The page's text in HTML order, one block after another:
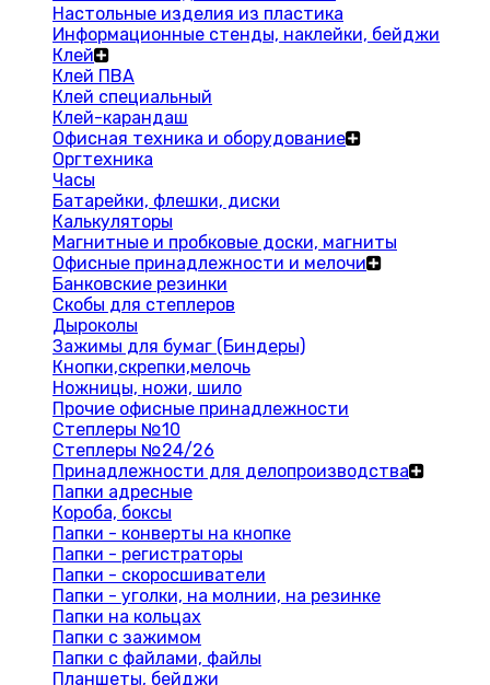
Настольные изделия из пластика
Информационные стенды, наклейки, бейджи
Клей
Клей ПВА
Клей специальный
Клей-карандаш
Офисная техника и оборудование
Оргтехника
Часы
Батарейки, флешки, диски
Калькуляторы
Магнитные и пробковые доски, магниты
Офисные принадлежности и мелочи
Банковские резинки
Скобы для степлеров
Дыроколы
Зажимы для бумаг (Биндеры)
Кнопки,скрепки,мелочь
Ножницы, ножи, шило
Прочие офисные принадлежности
Степлеры №10
Степлеры №24/26
Принадлежности для делопроизводства
Папки адресные
Короба, боксы
Папки - конверты на кнопке
Папки - регистраторы
Папки - скоросшиватели
Папки - уголки, на молнии, на резинке
Папки на кольцах
Папки с зажимом
Папки с файлами, файлы
Планшеты, бейджи